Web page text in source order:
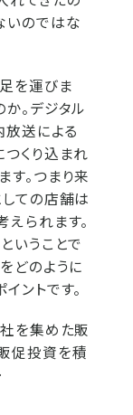
いのではな
を運びま
。デジタル
放送による
くり込まれ
。つまり来
ての店舗は
られます。
いうことで
どのように
ントです。
を集めた販
促投資を積